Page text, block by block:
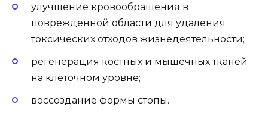
улучшение кровообращения в
поврежденной области для удаления
токсических отходов жизнедеятельности;
регенерация костных и мышечных тканей
на клеточном уровне;
воссоздание формы стопы.